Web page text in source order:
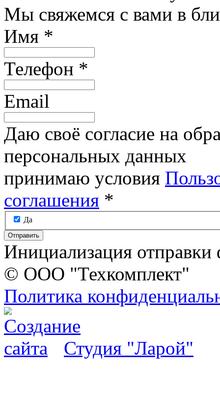
Мы свяжемся с вами в
Имя *
Телефон *
Email
Даю своё согласие на
персональных данных
принимаю условия
соглашения *
Да
Отправить
Инициализация
© ООО "Техкомплект"
Политика
Студия "Ларой"